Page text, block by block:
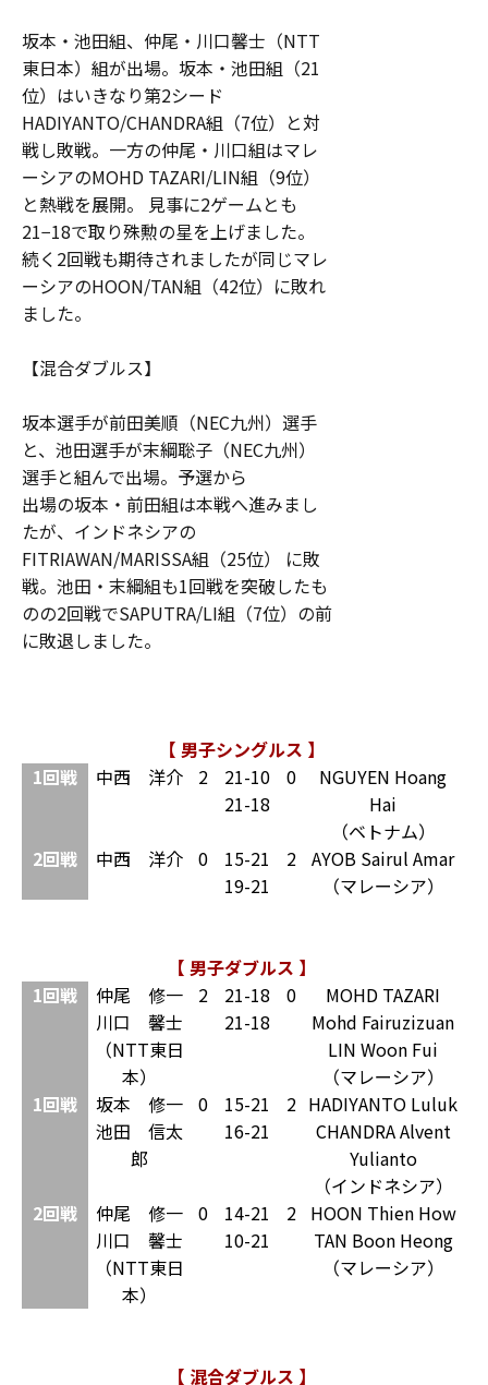
坂本・池田組、仲尾・川口馨士（NTT
東日本）組が出場。坂本・池田組（21
位）はいきなり第2シード
HADIYANTO/CHANDRA組（7位）と対
戦し敗戦。一方の仲尾・川口組はマレ
ーシアのMOHD TAZARI/LIN組（9位）
と熱戦を展開。 見事に2ゲームとも
21−18で取り殊勲の星を上げました。
続く2回戦も期待されましたが同じマレ
ーシアのHOON/TAN組（42位）に敗れ
ました。
【混合ダブルス】
坂本選手が前田美順（NEC九州）選手
と、池田選手が末綱聡子（NEC九州）
選手と組んで出場。予選から
出場の坂本・前田組は本戦へ進みまし
たが、インドネシアの
FITRIAWAN/MARISSA組（25位） に敗
戦。池田・末綱組も1回戦を突破したも
のの2回戦でSAPUTRA/LI組（7位）の前
に敗退しました。
【 男子シングルス 】
1回戦
中西 洋介 2
21-10
21-18
0
NGUYEN Hoang
Hai
（ベトナム）
2回戦
中西 洋介 0
15-21
19-21
2
AYOB Sairul Amar
（マレーシア）
【 男子ダブルス 】
1回戦
仲尾 修一
川口 馨士
（NTT東日
本）
2
21-18
21-18
0
MOHD TAZARI
Mohd Fairuzizuan
LIN Woon Fui
（マレーシア）
1回戦
坂本 修一
池田 信太
郎
0
15-21
16-21
2 HADIYANTO Luluk
CHANDRA Alvent
Yulianto
（インドネシア）
2回戦
仲尾 修一
川口 馨士
（NTT東日
本）
0
14-21
10-21
2
HOON Thien How
TAN Boon Heong
（マレーシア）
【 混合ダブルス 】